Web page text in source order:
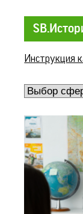
Инструкция